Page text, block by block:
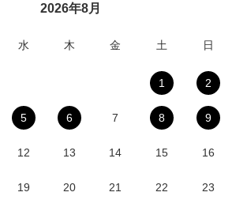
2026年8月
水 木 金 土 日
1 2
5 6 7 8 9
12 13 14 15 16
19 20 21 22 23